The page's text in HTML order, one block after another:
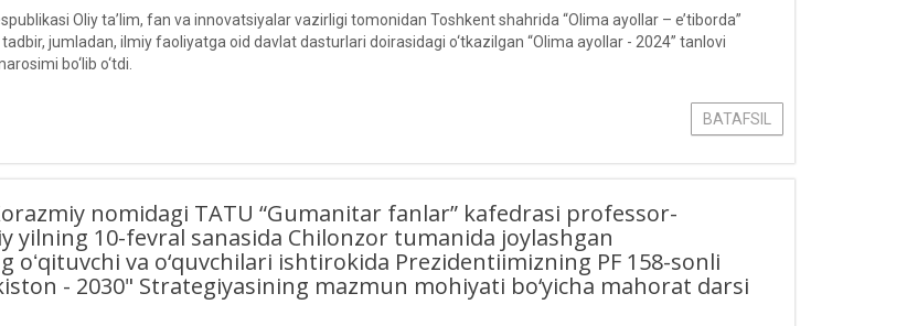
Oliy ta’lim, fan va innovatsiyalar vazirligi tomonidan Toshkent shahrida “Olima ayollar – e’tiborda”
jumladan, ilmiy faoliyatga oid davlat dasturlari doirasidagi o‘tkazilgan “Olima ayollar - 2024” tanlovi
bo‘lib o‘tdi.
BATAFSIL
nomidagi TATU “Gumanitar fanlar” kafedrasi professor-
yilning 10-fevral sanasida Chilonzor tumanida joylashgan
oʻqituvchi va o‘quvchilari ishtirokida Prezidentiimizning PF 158-sonli
- 2030" Strategiyasining mazmun mohiyati bo‘yicha mahorat darsi